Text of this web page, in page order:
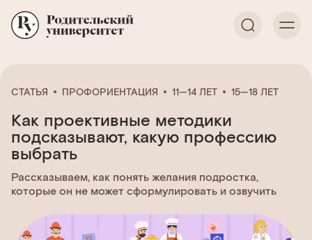
СТАТЬЯ ПРОФОРИЕНТАЦИЯ 11—14 ЛЕТ 15—18 ЛЕТ
Как проективные методики
подсказывают, какую профессию
выбрать
Рассказываем, как понять желания подростка,
которые он не может сформулировать и озвучить